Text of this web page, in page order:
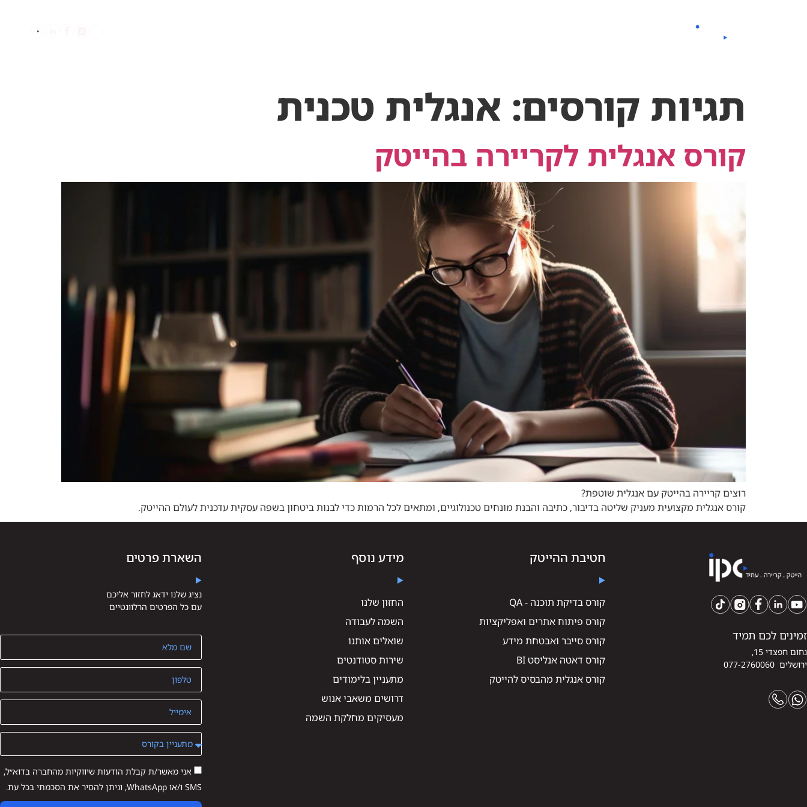
תגיות קורסים: אנגלית טכנית
קורס אנגלית לקריירה בהייטק
רוצים קריירה בהייטק עם אנגלית שוטפת?
קורס אנגלית מקצועית מעניק שליטה בדיבור, כתיבה והבנת מונחים טכנולוגיים, ומתאים לכל הרמות כדי לבנות ביטחון בשפה עסקית עדכנית לעולם ההייטק.
זמינים לכם תמיד
נחום חפצדי 15,
ירושלים 077-2760060
חטיבת ההייטק
קורס בדיקת תוכנה - QA
קורס פיתוח אתרים ואפליקציות
קורס סייבר ואבטחת מידע
קורס דאטה אנליסט BI
קורס אנגלית מהבסיס להייטק
מידע נוסף
החזון שלנו
השמה לעבודה
שואלים אותנו
שירות סטודנטים
מתעניין בלימודים
דרושים משאבי אנוש
מעסיקים מחלקת השמה
השארת פרטים
נציג שלנו ידאג לחזור אליכם
עם כל הפרטים הרלוונטיים
אני מאשר/ת קבלת הודעות שיווקיות מהחברה בדוא״ל,
SMS ו/או WhatsApp, וניתן להסיר את הסכמתי בכל עת.